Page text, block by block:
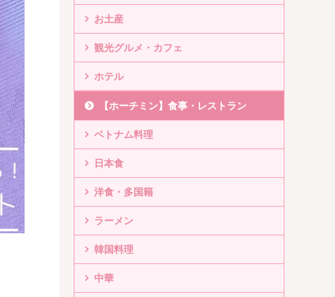
お土産
観光グルメ・カフェ
ホテル
【ホーチミン】食事・レストラン
ベトナム料理
日本食
洋食・多国籍
ラーメン
韓国料理
中華